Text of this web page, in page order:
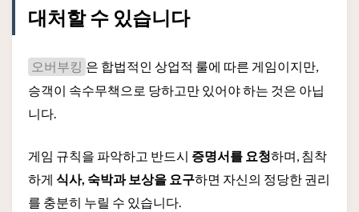
대처할 수 있습니다
오버부킹 은 합법적인 상업적 룰에 따른 게임이지만,
승객이 속수무책으로 당하고만 있어야 하는 것은 아닙
니다.
게임 규칙을 파악하고 반드시 증명서를 요청하며, 침착
하게 식사, 숙박과 보상을 요구하면 자신의 정당한 권리
를 충분히 누릴 수 있습니다.